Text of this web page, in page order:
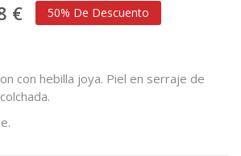
€ 50% De Descuento
con hebilla joya. Piel en serraje de